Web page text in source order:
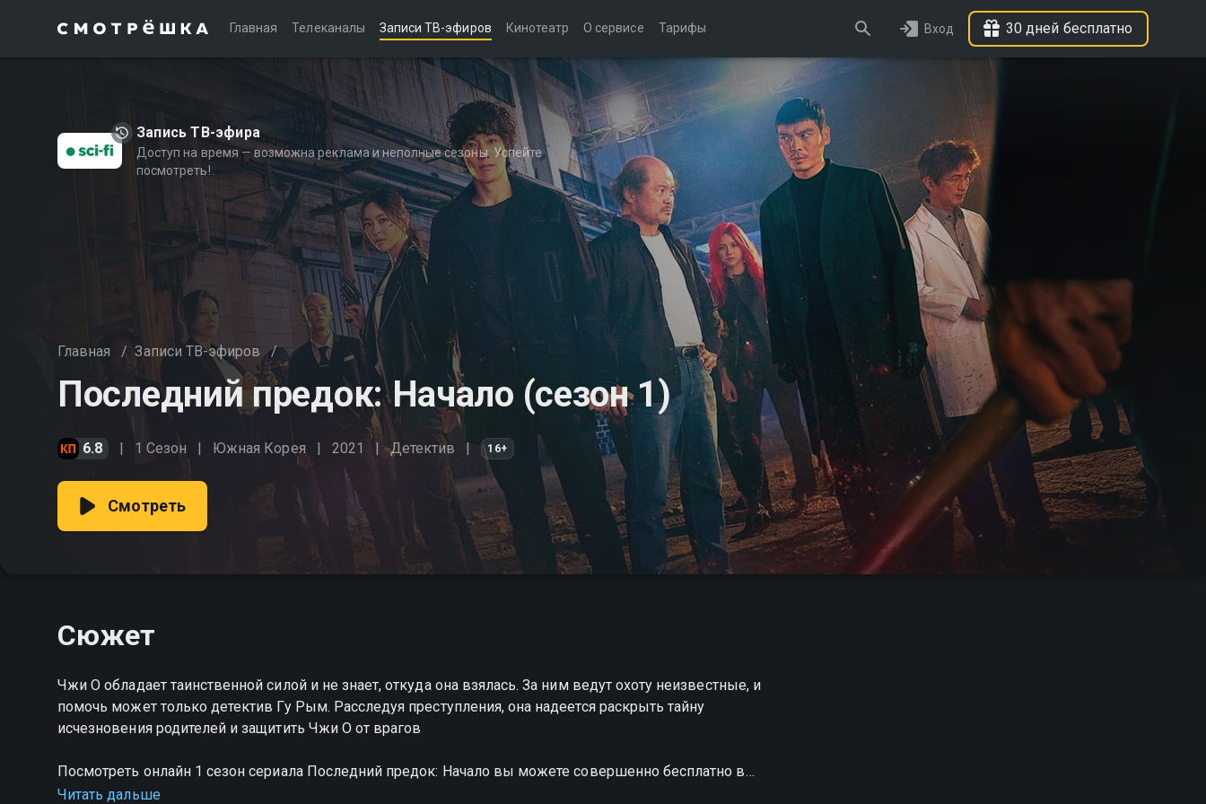
Главная Телеканалы Записи ТВ-эфиров Кинотеатр О сервисе Тарифы Вход 30 дней бесплатно
Запись ТВ-эфира
Доступ на время — возможна реклама и неполные сезоны. Успейте
посмотреть!
Главная / Записи ТВ-эфиров /
Последний предок: Начало (сезон 1)
6.8 1 Сезон Южная Корея 2021 Детектив 16+
Смотреть
Сюжет
Чжи О обладает таинственной силой и не знает, откуда она взялась. За ним ведут охоту неизвестные, и
помочь может только детектив Гу Рым. Расследуя преступления, она надеется раскрыть тайну
исчезновения родителей и защитить Чжи О от врагов
Посмотреть онлайн 1 сезон сериала Последний предок: Начало вы можете совершенно бесплатно в
хорошем HD качестве на Смотрёшке
Читать дальше